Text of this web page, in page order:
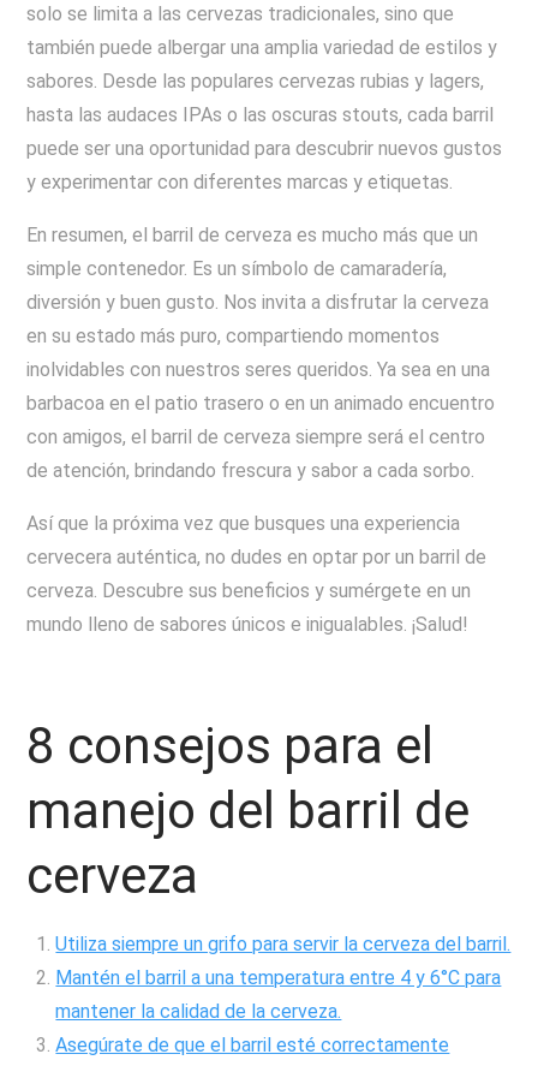
solo se limita a las cervezas tradicionales, sino que
también puede albergar una amplia variedad de estilos y
sabores. Desde las populares cervezas rubias y lagers,
hasta las audaces IPAs o las oscuras stouts, cada barril
puede ser una oportunidad para descubrir nuevos gustos
y experimentar con diferentes marcas y etiquetas.
En resumen, el barril de cerveza es mucho más que un
simple contenedor. Es un símbolo de camaradería,
diversión y buen gusto. Nos invita a disfrutar la cerveza
en su estado más puro, compartiendo momentos
inolvidables con nuestros seres queridos. Ya sea en una
barbacoa en el patio trasero o en un animado encuentro
con amigos, el barril de cerveza siempre será el centro
de atención, brindando frescura y sabor a cada sorbo.
Así que la próxima vez que busques una experiencia
cervecera auténtica, no dudes en optar por un barril de
cerveza. Descubre sus beneficios y sumérgete en un
mundo lleno de sabores únicos e inigualables. ¡Salud!
8 consejos para el
manejo del barril de
cerveza
Utiliza siempre un grifo para servir la cerveza del barril.
Mantén el barril a una temperatura entre 4 y 6°C para
mantener la calidad de la cerveza.
Asegúrate de que el barril esté correctamente